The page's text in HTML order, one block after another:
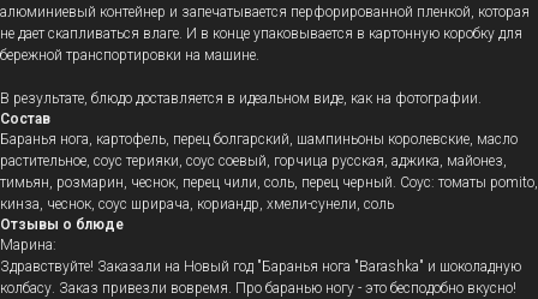
алюминиевый контейнер и запечатывается перфорированной пленкой, которая
не дает скапливаться влаге. И в конце упаковывается в картонную коробку для
бережной транспортировки на машине.
В результате, блюдо доставляется в идеальном виде, как на фотографии.
Состав
Баранья нога, картофель, перец болгарский, шампиньоны королевские, масло
растительное, соус терияки, соус соевый, горчица русская, аджика, майонез,
тимьян, розмарин, чеснок, перец чили, соль, перец черный. Соус: томаты pomito,
кинза, чеснок, соус шрирача, кориандр, хмели-сунели, соль
Отзывы о блюде
Марина:
Здравствуйте! Заказали на Новый год "Баранья нога "Barashka" и шоколадную
колбасу. Заказ привезли вовремя. Про баранью ногу - это бесподобно вкусно!